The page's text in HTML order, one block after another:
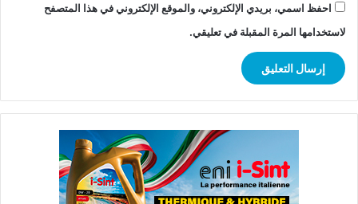
احفظ اسمي، بريدي الإلكتروني، والموقع الإلكتروني في هذا المتصفح
لاستخدامها المرة المقبلة في تعليقي.